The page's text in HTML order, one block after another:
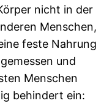
nicht in der
Menschen,
feste Nahrung
und
Menschen
behindert ein: